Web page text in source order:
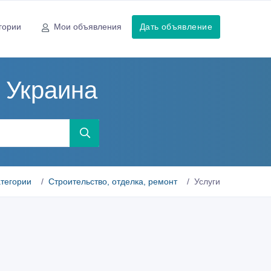
Мои объявления Дать объявление
Строительство, отделка, ремонт Услуги